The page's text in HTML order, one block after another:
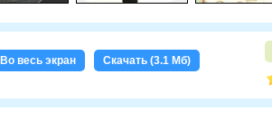
Во весь экран Скачать (3.1 Мб)